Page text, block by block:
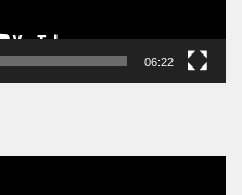
06:22